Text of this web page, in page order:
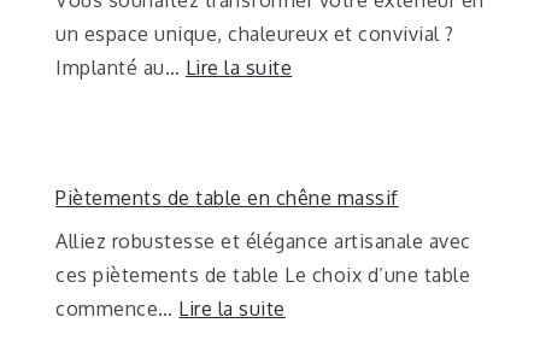
un espace unique, chaleureux et convivial ?
Implanté au… Lire la suite
Piètements de table en chêne massif
Alliez robustesse et élégance artisanale avec
ces piètements de table Le choix d’une table
commence… Lire la suite